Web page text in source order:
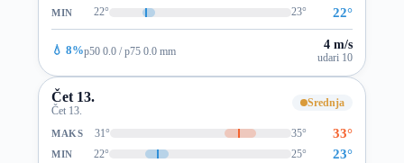
MIN 22° 23° 22°
💧 8%p50 0.0 / p75 0.0 mm 4 m/s
udari 10
Čet 13.
Čet 13.
Srednja
MAKS 31° 35° 33°
MIN 22° 25° 23°